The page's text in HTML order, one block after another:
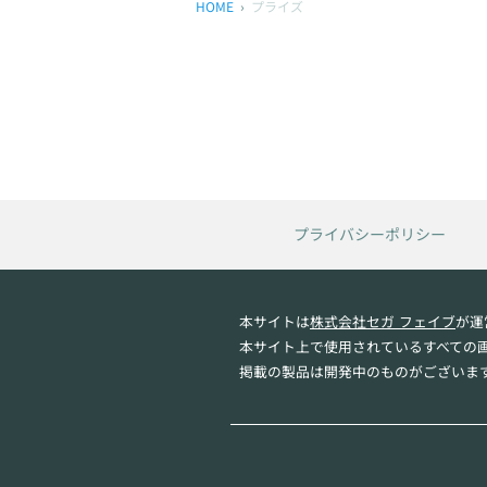
HOME プライズ
プライバシーポリシー
本サイトは株式会社セガ フェイブが
本サイト上で使用されているすべて
掲載の製品は開発中のものがござい